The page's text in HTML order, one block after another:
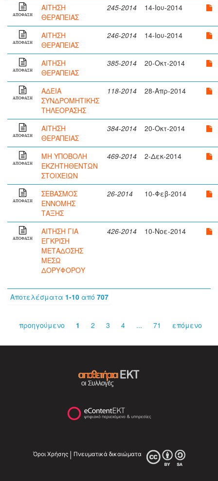
ΑΠΟΦΑΣΗ
ΑΙΤΗΣΗ
ΘΕΡΑΠΕΙΑΣ
245-2014 14-Ιου-2014
ΑΠΟΦΑΣΗ
ΑΙΤΗΣΗ
ΘΕΡΑΠΕΙΑΣ
246-2014 14-Ιου-2014
ΑΠΟΦΑΣΗ
ΑΙΤΗΣΗ
ΘΕΡΑΠΕΙΑΣ
385-2014 20-Οκτ-2014
ΑΠΟΦΑΣΗ
ΑΔΕΙΑ
ΣΥΝΔΡΟΜΗΤΙΚΗΣ
ΤΗΛΕΟΡΑΣΗΣ
118-2014 28-Απρ-2014
ΑΠΟΦΑΣΗ
ΑΙΤΗΣΗ
ΘΕΡΑΠΕΙΑΣ
384-2014 20-Οκτ-2014
ΑΠΟΦΑΣΗ
ΜΗ ΥΠΟΒΟΛΗ
ΕΚΖΗΤΗΘΕΝΤΩΝ
ΣΤΟΙΧΕΙΩΝ
469-2014 2-Δεκ-2014
ΑΠΟΦΑΣΗ
ΣΕΒΑΣΜΟΣ
ΕΝΝΟΜΗΣ
ΤΑΞΗΣ
26-2014 10-Φεβ-2014
ΑΠΟΦΑΣΗ
ΑΙΤΗΣΗ ΓΙΑ
ΕΓΚΡΙΣΗ
ΜΕΤΑΔΟΣΗΣ
ΜΕΣΩ
ΔΟΡΥΦΟΡΟΥ
426-2014 10-Νοε-2014
Αποτελέσματα 1-10 από 707
προηγούμενο 1 2 3 4 ... 71 επόμενο